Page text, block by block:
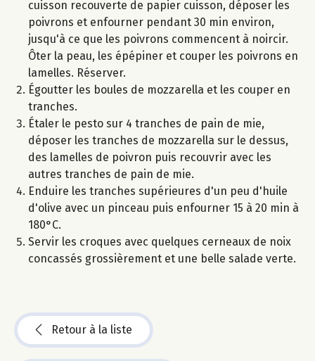
cuisson recouverte de papier cuisson, déposer les
poivrons et enfourner pendant 30 min environ,
jusqu'à ce que les poivrons commencent à noircir.
Ôter la peau, les épépiner et couper les poivrons en
lamelles. Réserver.
Égoutter les boules de mozzarella et les couper en
tranches.
Étaler le pesto sur 4 tranches de pain de mie,
déposer les tranches de mozzarella sur le dessus,
des lamelles de poivron puis recouvrir avec les
autres tranches de pain de mie.
Enduire les tranches supérieures d'un peu d'huile
d'olive avec un pinceau puis enfourner 15 à 20 min à
180°C.
Servir les croques avec quelques cerneaux de noix
concassés grossièrement et une belle salade verte.
Retour à la liste